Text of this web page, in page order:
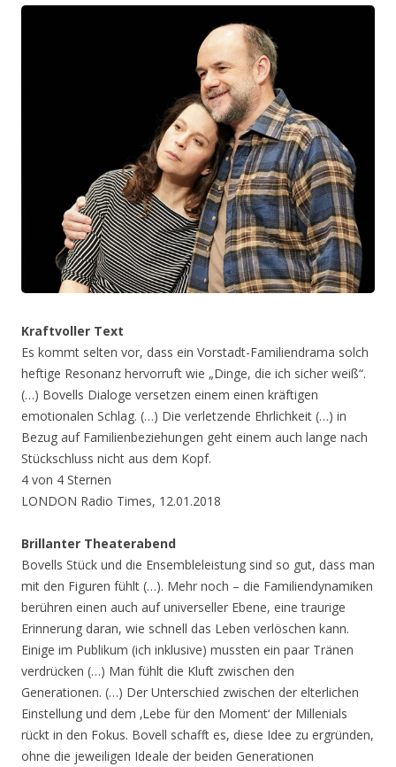
Kraftvoller Text
Es kommt selten vor, dass ein Vorstadt-Familiendrama solch
heftige Resonanz hervorruft wie „Dinge, die ich sicher weiß“.
(…) Bovells Dialoge versetzen einem einen kräftigen
emotionalen Schlag. (…) Die verletzende Ehrlichkeit (…) in
Bezug auf Familienbeziehungen geht einem auch lange nach
Stückschluss nicht aus dem Kopf.
4 von 4 Sternen
LONDON Radio Times, 12.01.2018
Brillanter Theaterabend
Bovells Stück und die Ensembleleistung sind so gut, dass man
mit den Figuren fühlt (…). Mehr noch – die Familiendynamiken
berühren einen auch auf universeller Ebene, eine traurige
Erinnerung daran, wie schnell das Leben verlöschen kann.
Einige im Publikum (ich inklusive) mussten ein paar Tränen
verdrücken (…) Man fühlt die Kluft zwischen den
Generationen. (…) Der Unterschied zwischen der elterlichen
Einstellung und dem ‚Lebe für den Moment‘ der Millenials
rückt in den Fokus. Bovell schafft es, diese Idee zu ergründen,
ohne die jeweiligen Ideale der beiden Generationen